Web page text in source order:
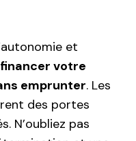
et
financer votre
emprunter. Les
des portes
N’oubliez pas